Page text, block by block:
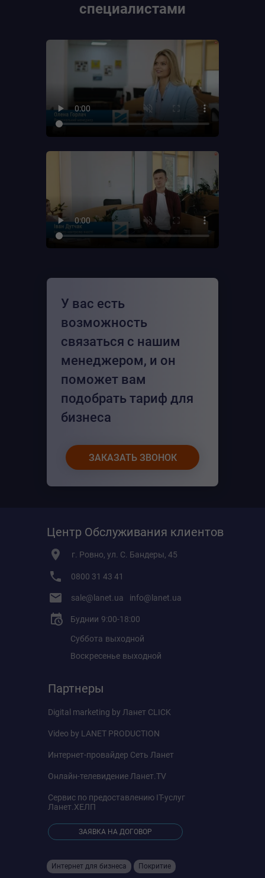
специалистами
У вас есть
возможность
связаться с нашим
менеджером, и он
поможет вам
подобрать тариф для
бизнеса
ЗАКАЗАТЬ ЗВОНОК
Интернет для бизнеса Покритие
Центр Обслуживания клиентов
г. Ровно, ул. С. Бандеры, 45
0800 31 43 41
sale@lanet.ua info@lanet.ua
Буднии 9:00-18:00
Суббота выходной
Воскресенье выходной
Партнеры
Digital marketing by Ланет CLICK
Video by LANET PRODUCTION
Интернет-провайдер Сеть Ланет
Онлайн-телевидение Ланет.TV
Сервис по предоставлению IT-услуг
Ланет.ХЕЛП
ЗАЯВКА НА ДОГОВОР